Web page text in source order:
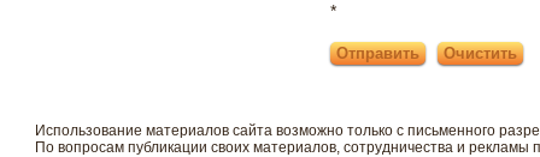
*
Использование материалов сайта возможно только с письменного
По вопросам публикации своих материалов, сотрудничества и